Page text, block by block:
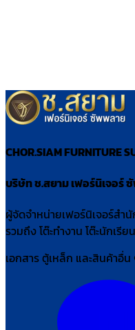
CHOR.SIAM FURNITURE
บริษัท ช.สยาม เฟอร์นิเจอร์
ผู้จัดจำหน่ายเฟอร์นิเจอร์สำนั
รวมถึง โต๊ะทำงาน โต๊ะนักเรี
เอกสาร ตู้เหล็ก และสินค้าอื่น